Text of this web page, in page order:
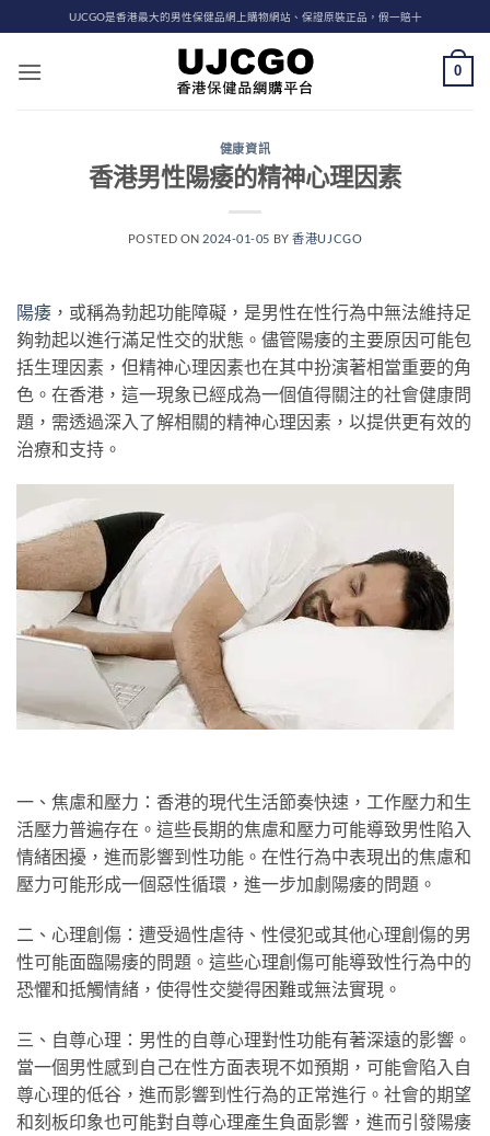
to
content
UJCGO是香港最大的男性保健品網上購物網站、保證原裝正品，假一賠十
0
健康資訊
香港男性陽痿的精神心理因素
POSTED ON 2024-01-05 BY香港UJCGO
陽痿 ，或稱為勃起功能障礙，是男性在性行為中無法維持足
夠勃起以進行滿足性交的狀態。儘管陽痿的主要原因可能包
括生理因素，但精神心理因素也在其中扮演著相當重要的角
色。在香港，這一現象已經成為一個值得關注的社會健康問
題，需透過深入了解相關的精神心理因素，以提供更有效的
治療和支持。
一、焦慮和壓力：香港的現代生活節奏快速，工作壓力和生
活壓力普遍存在。這些長期的焦慮和壓力可能導致男性陷入
情緒困擾，進而影響到性功能。在性行為中表現出的焦慮和
壓力可能形成一個惡性循環，進一步加劇陽痿的問題。
二、心理創傷：遭受過性虐待、性侵犯或其他心理創傷的男
性可能面臨陽痿的問題。這些心理創傷可能導致性行為中的
恐懼和抵觸情緒，使得性交變得困難或無法實現。
三、自尊心理：男性的自尊心理對性功能有著深遠的影響。
當一個男性感到自己在性方面表現不如預期，可能會陷入自
尊心理的低谷，進而影響到性行為的正常進行。社會的期望
和刻板印象也可能對自尊心理產生負面影響，進而引發陽痿